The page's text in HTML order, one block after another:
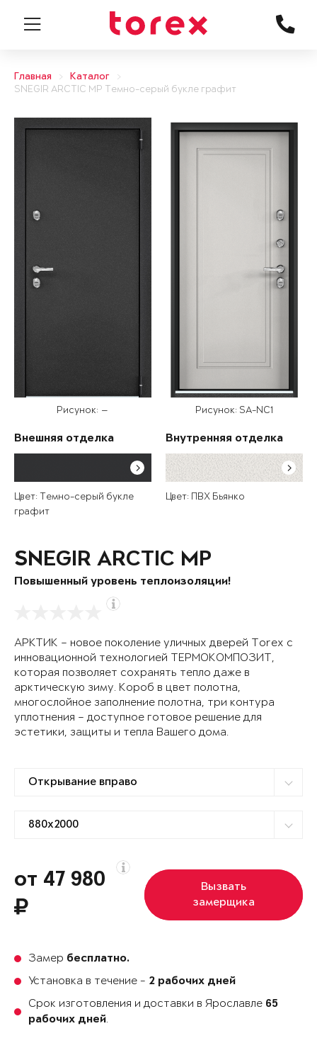
Главная
Каталог
SNEGIR ARCTIC MP Темно-серый букле графит
Рисунок: —
Внешняя отделка
Цвет: Темно-серый букле
графит
Рисунок: SA-NC1
Внутренняя отделка
Цвет: ПВХ Бьянко
SNEGIR ARCTIC MP
Повышенный уровень теплоизоляции!
АРКТИК – новое поколение уличных дверей Torex с
инновационной технологией ТЕРМОКОМПОЗИТ,
которая позволяет сохранять тепло даже в
арктическую зиму. Короб в цвет полотна,
многослойное заполнение полотна, три контура
уплотнения – доступное готовое решение для
эстетики, защиты и тепла Вашего дома.
от 47 980
Вызвать
замерщика
Замер бесплатно.
Установка в течение - 2 рабочих дней
Срок изготовления и доставки в Ярославле 65
рабочих дней.